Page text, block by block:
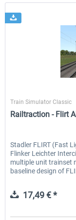
Train Simulator Classic
Railtraction - Flirt
Stadler FLIRT (Fast
Flinker Leichter
multiple unit trainset
baseline design of
17,49 € *